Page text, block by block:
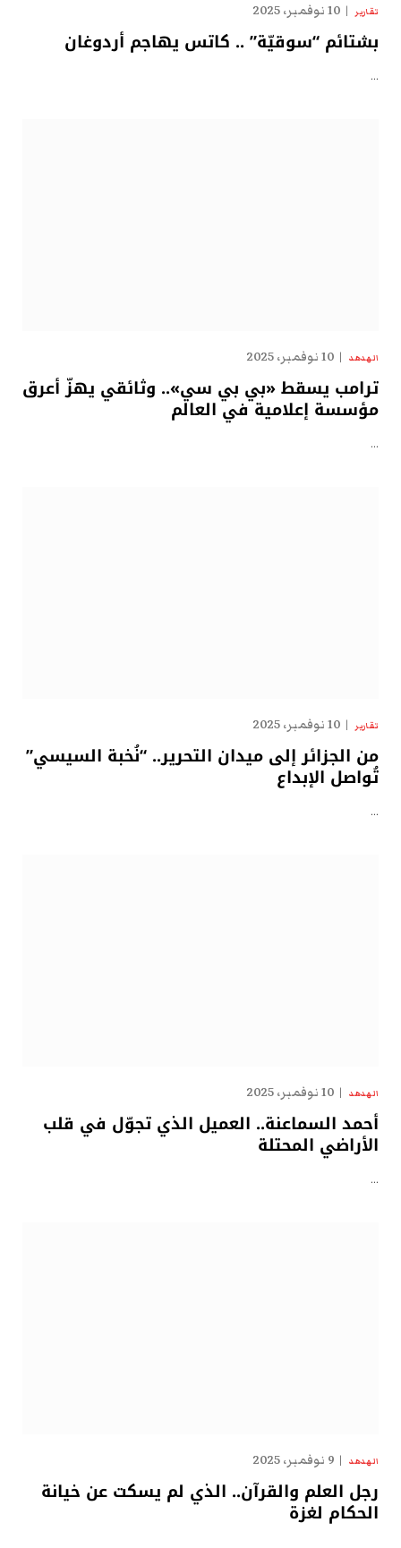
تقارير 10 نوفمبر، 2025
بشتائم “سوقيّة” .. كاتس يهاجم أردوغان
…
الهدهد 10 نوفمبر، 2025
ترامب يسقط «بي بي سي».. وثائقي يهزّ أعرق
مؤسسة إعلامية في العالم
…
تقارير 10 نوفمبر، 2025
من الجزائر إلى ميدان التحرير.. “نُخبة السيسي”
تُواصل الإبداع
…
الهدهد 10 نوفمبر، 2025
أحمد السماعنة.. العميل الذي تجوّل في قلب
الأراضي المحتلة
…
الهدهد 9 نوفمبر، 2025
رجل العلم والقرآن.. الذي لم يسكت عن خيانة
الحكام لغزة